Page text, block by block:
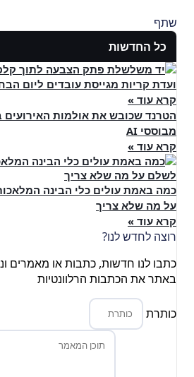
שתף
כל החדשות
ועדת קריות מגייסת עובדים ליום
קרא עוד »
הטרנד שכובש את אולמות האירועים
מבוססי AI
קרא עוד »
כמה באמת עולים כלי הבינה
על מה שלא צריך
קרא עוד »
רוצה לחדש לנו?
כתבו לנו חדשות, כתבות או מאמרים
באתר את הכתבות הרלוונטיות
כותרת